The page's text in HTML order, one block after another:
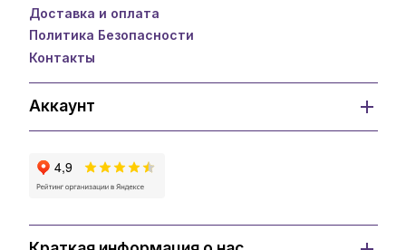
Доставка и оплата
Политика Безопасности
Контакты
Аккаунт